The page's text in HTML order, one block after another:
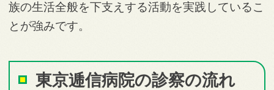
族の生活全般を下支えする活動を実践しているこ
とが強みです。
東京逓信病院の診察の流れ